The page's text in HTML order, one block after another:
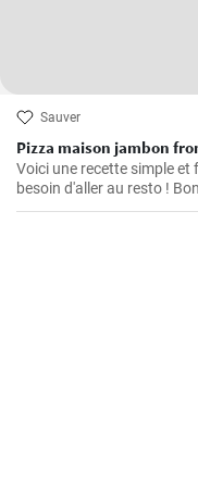
Sauver
Pizza maison jambon
Voici une recette simple et
besoin d'aller au resto !